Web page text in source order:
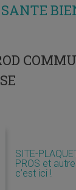
SITE-
PROS et
c’est ici !